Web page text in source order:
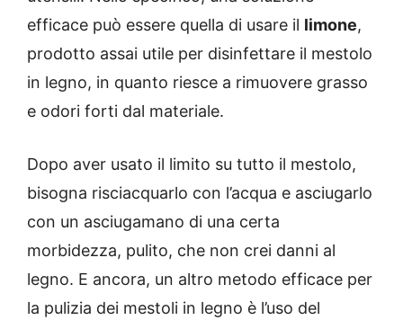
efficace può essere quella di usare il limone,
prodotto assai utile per disinfettare il mestolo
in legno, in quanto riesce a rimuovere grasso
e odori forti dal materiale.
Dopo aver usato il limito su tutto il mestolo,
bisogna risciacquarlo con l’acqua e asciugarlo
con un asciugamano di una certa
morbidezza, pulito, che non crei danni al
legno. E ancora, un altro metodo efficace per
la pulizia dei mestoli in legno è l’uso del